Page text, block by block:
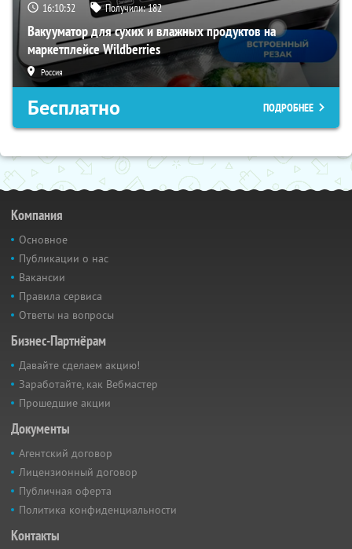
16:10:31 Получили:182
Вакууматор для сухих и влажных продуктов на
маркетплейсе Wildberries
Россия
Бесплатно ПОДРОБНЕЕ
Компания
Основное
Публикации о нас
Вакансии
Правила сервиса
Ответы на вопросы
Бизнес-Партнёрам
Давайте сделаем акцию!
Заработайте, как Вебмастер
Прошедшие акции
Документы
Агентский договор
Лицензионный договор
Публичная оферта
Политика конфиденциальности
Контакты